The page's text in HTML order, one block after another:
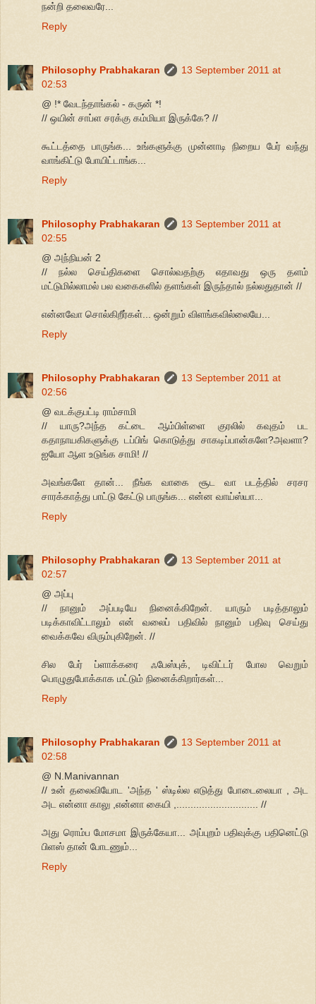
நன்றி தலைவரே...
Reply
Philosophy Prabhakaran
13 September 2011 at
02:53
@ !* வேடந்தாங்கல் - கருன் *!
// ஒயின் சாப்ள சரக்கு கம்மியா இருக்கே? //
கூட்டத்தை பாருங்க... உங்களுக்கு முன்னாடி நிறைய பேர் வந்து
வாங்கிட்டு போயிட்டாங்க...
Reply
Philosophy Prabhakaran
13 September 2011 at
02:55
@ அந்நியன் 2
// நல்ல செய்திகளை சொல்வதற்கு எதாவது ஒரு தளம்
மட்டுமில்லாமல் பல வகைகளில் தளங்கள் இருந்தால் நல்லதுதான் //
என்னவோ சொல்கிறீர்கள்... ஒன்றும் விளங்கவில்லையே...
Reply
Philosophy Prabhakaran
13 September 2011 at
02:56
@ வடக்குபட்டி ராம்சாமி
// யாரு?அந்த கட்டை ஆம்பிள்ளை குரலில் கவுதம் பட
கதாநாயகிகளுக்கு டப்பிங் கொடுத்து சாகடிப்பான்களே?அவளா?
ஐயோ ஆள உடுங்க சாமி! //
அவங்களே தான்... நீங்க வாகை சூட வா படத்தில் சரசர
சாரக்காத்து பாட்டு கேட்டு பாருங்க... என்ன வாய்ஸ்யா...
Reply
Philosophy Prabhakaran
13 September 2011 at
02:57
@ அப்பு
// நானும் அப்படியே நினைக்கிறேன். யாரும் படித்தாலும்
படிக்காவிட்டாலும் என் வலைப் பதிவில் நானும் பதிவு செய்து
வைக்கவே விரும்புகிறேன். //
சில பேர் ப்ளாக்கரை ஃபேஸ்புக், டிவிட்டர் போல வெறும்
பொழுதுபோக்காக மட்டும் நினைக்கிறார்கள்...
Reply
Philosophy Prabhakaran
13 September 2011 at
02:58
@ N.Manivannan
// உன் தலைவியோட 'அந்த ' ஸ்டில்ல எடுத்து போடைலையா , அட
அட என்னா காலு ,என்னா கையி ,............................. //
அது ரொம்ப மோசமா இருக்கேயா... அப்புறம் பதிவுக்கு பதினெட்டு
பிளஸ் தான் போடணும்...
Reply